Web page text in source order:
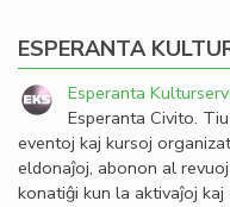
ESPERANTA
Esperanta
Esperanta Civito.
eventoj kaj kursoj
eldonaĵoj, abonon al
konatiĝi kun la aktivaĵoj